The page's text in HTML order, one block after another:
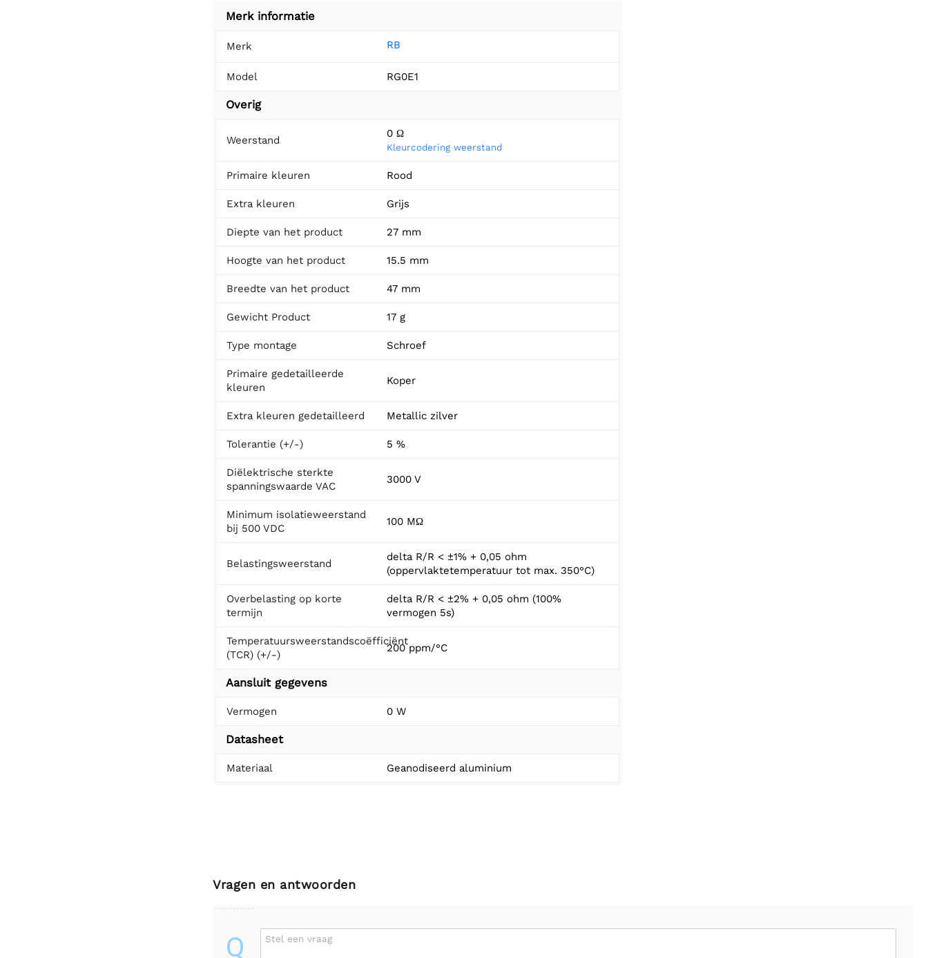
Merk informatie
Merk RB
Model RG0E1
Overig
Weerstand
0 Ω
Kleurcodering weerstand
Primaire kleuren Rood
Extra kleuren Grijs
Diepte van het product 27 mm
Hoogte van het product 15.5 mm
Breedte van het product 47 mm
Gewicht Product 17 g
Type montage Schroef
Primaire gedetailleerde
kleuren
Koper
Extra kleuren gedetailleerd Metallic zilver
Tolerantie (+/-) 5 %
Diëlektrische sterkte
spanningswaarde VAC
3000 V
Minimum isolatieweerstand
bij 500 VDC
100 MΩ
Belastingsweerstand
delta R/R < ±1% + 0,05 ohm
(oppervlaktetemperatuur tot max. 350°C)
Overbelasting op korte
termijn
delta R/R < ±2% + 0,05 ohm (100%
vermogen 5s)
Temperatuursweerstandscoëfficiënt
(TCR) (+/-)
200 ppm/°C
Aansluit gegevens
Vermogen 0 W
Datasheet
Materiaal Geanodiseerd aluminium
Vragen en antwoorden
Q Stel een vraag